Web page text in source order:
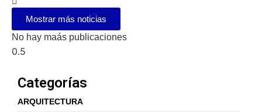
Mostrar más noticias
No hay maás publicaciones
Categorías
ARQUITECTURA